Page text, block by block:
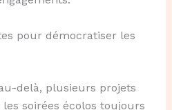
pour démocratiser les
delà, plusieurs projets
soirées écolos toujours